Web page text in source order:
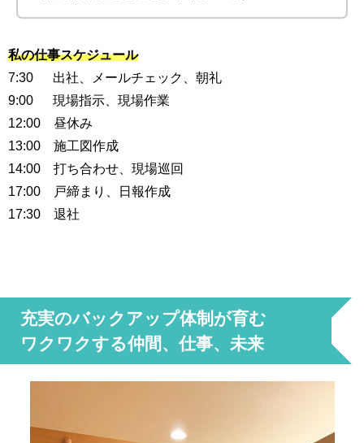
私の仕事スケジュール
7:30 出社、メールチェック、朝礼
9:00 現場指示、現場作業
12:00 昼休み
13:00 施工図作成
14:00 打ち合わせ、現場巡回
17:00 戸締まり、日報作成
17:30 退社
充実のバックアップ体制が育む
ワクワクする仲間、仕事、未来